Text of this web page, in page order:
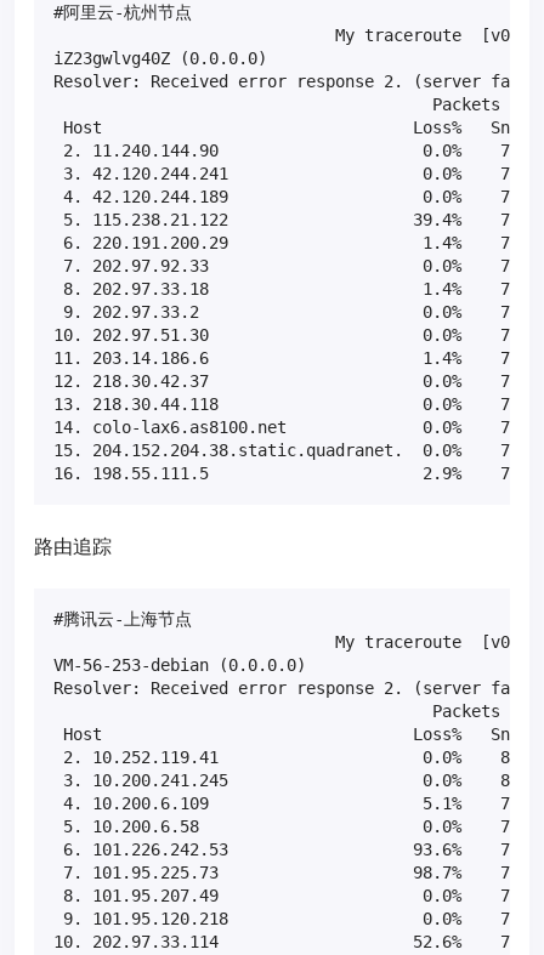
#阿里云-杭州节点
My traceroute
iZ23gwlvg40Z (0.0.0.0)
Resolver: Received error response 2. (server
Packets
Host                                Loss%   Snt
2. 11.240.144.90                     0.0%    71
3. 42.120.244.241                    0.0%    71
4. 42.120.244.189                    0.0%    71
5. 115.238.21.122                   39.4%    71
6. 220.191.200.29                    1.4%    71
7. 202.97.92.33                      0.0%    71
8. 202.97.33.18                      1.4%    71
9. 202.97.33.2                       0.0%    71
10. 202.97.51.30                      0.0%    70
11. 203.14.186.6                      1.4%    70
12. 218.30.42.37                      0.0%    70
13. 218.30.44.118                     0.0%    70
14. colo-lax6.as8100.net              0.0%    70
15. 204.152.204.38.static.quadranet.  0.0%    70
16. 198.55.111.5                      2.9%    70
路由追踪
#腾讯云-上海节点
My traceroute
VM-56-253-debian (0.0.0.0)
Resolver: Received error response 2. (server
Packets
Host                                Loss%   Snt
2. 10.252.119.41                     0.0%    80
3. 10.200.241.245                    0.0%    80
4. 10.200.6.109                      5.1%    79
5. 10.200.6.58                       0.0%    79
6. 101.226.242.53                   93.6%    79
7. 101.95.225.73                    98.7%    79
8. 101.95.207.49                     0.0%    79
9. 101.95.120.218                    0.0%    79
10. 202.97.33.114                    52.6%    79